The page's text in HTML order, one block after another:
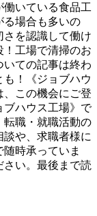
働いている食品工
る場合も多いの
さを認識して働け
！工場で清掃のお
ての記事は終わ
！《ジョブハウ
、この機会にご登
ブハウス工場》で
転職・就職活動の
や、求職者様に
時承っていま
い。最後まで読